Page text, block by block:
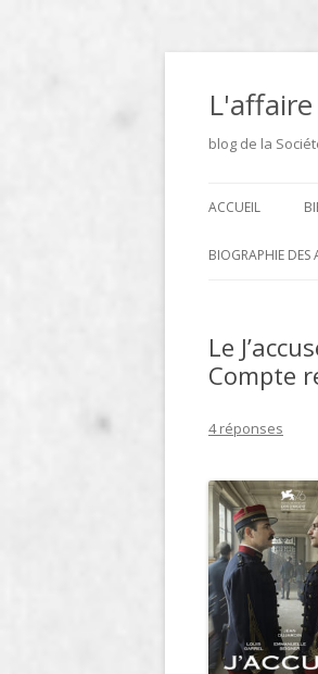
Aller
contenu
blog de la
ACCUEIL
BIOGRAPHIE DES
DREYFUS
Le
Compte
4 réponses